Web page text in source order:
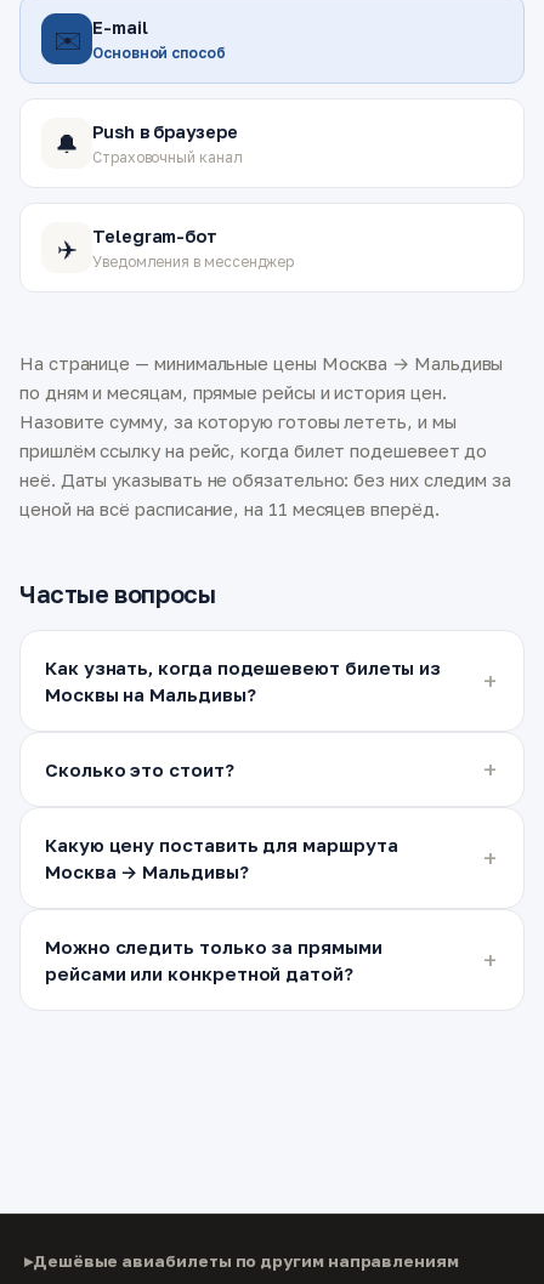
✉️ E-mail
Основной способ
🔔 Push в браузере
Страховочный канал
✈️ Telegram-бот
Уведомления в мессенджер
На странице — минимальные цены Москва → Мальдивы
по дням и месяцам, прямые рейсы и история цен.
Назовите сумму, за которую готовы лететь, и мы
пришлём ссылку на рейс, когда билет подешевеет до
неё. Даты указывать не обязательно: без них следим за
ценой на всё расписание, на 11 месяцев вперёд.
Частые вопросы
Как узнать, когда подешевеют билеты из
Москвы на Мальдивы?
Сколько это стоит?
Какую цену поставить для маршрута
Москва → Мальдивы?
Можно следить только за прямыми
рейсами или конкретной датой?
Дешёвые авиабилеты по другим направлениям